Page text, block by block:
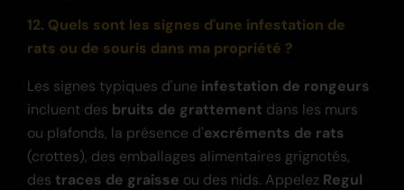
12. Quels sont les signes d'une infestation de
rats ou de souris dans ma propriété ?
Les signes typiques d'une infestation de rongeurs
incluent des bruits de grattement dans les murs
ou plafonds, la présence d'excréments de rats
(crottes), des emballages alimentaires grignotés,
des traces de graisse ou des nids. Appelez Regul